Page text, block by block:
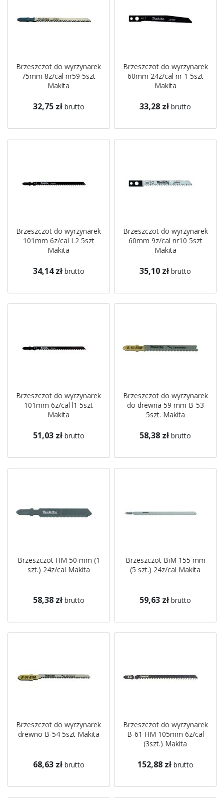
Brzeszczot do wyrzynarek
75mm 8z/cal nr59 5szt
Makita
32,75 zł brutto
Brzeszczot do wyrzynarek
60mm 24z/cal nr 1 5szt
Makita
33,28 zł brutto
Brzeszczot do wyrzynarek
101mm 6z/cal L2 5szt
Makita
34,14 zł brutto
Brzeszczot do wyrzynarek
60mm 9z/cal nr10 5szt
Makita
35,10 zł brutto
Brzeszczot do wyrzynarek
101mm 6z/cal l1 5szt
Makita
51,03 zł brutto
Brzeszczot do wyrzynarek
do drewna 59 mm B-53
5szt. Makita
58,38 zł brutto
Brzeszczot HM 50 mm (1
szt.) 24z/cal Makita
58,38 zł brutto
Brzeszczot BiM 155 mm
(5 szt.) 24z/cal Makita
59,63 zł brutto
Brzeszczot do wyrzynarek
drewno B-54 5szt Makita
68,63 zł brutto
Brzeszczot do wyrzynarek
B-61 HM 105mm 6z/cal
(3szt.) Makita
152,88 zł brutto